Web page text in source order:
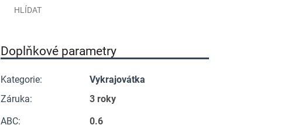
HLÍDAT
Doplňkové parametry
Kategorie:
Vykrajovátka
Záruka:
3 roky
ABC:
0.6